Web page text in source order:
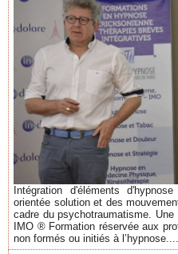
Intégration d'éléments
orientée solution et des
cadre du psychotraumatisme.
IMO ® Formation réservée aux
non formés ou initiés à l’hypnose....